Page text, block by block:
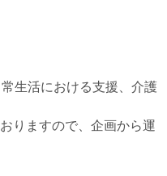
生活における支援、介護
りますので、企画から運